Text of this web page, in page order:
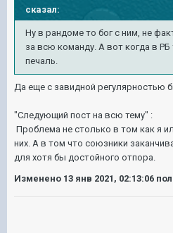
сказал:
Ну в рандоме то бог с ним, не
за всю команду. А вот когда в
печаль.
Да еще с завидной регулярностью
"Следующий пост на всю тему" :
Проблема не столько в том как я
них. А в том что союзники
для хотя бы достойного отпора.
Изменено 13 янв 2021, 02:13:06